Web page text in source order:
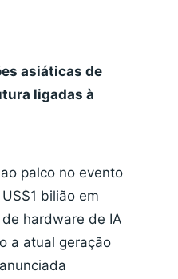
asiáticas de
ligadas à
palco no evento
bilião em
hardware de IA
a atual geração